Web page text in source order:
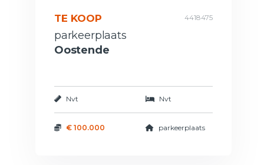
TE KOOP 4418475
parkeerplaats
Oostende
Nvt Nvt
€ 100.000 parkeerplaats